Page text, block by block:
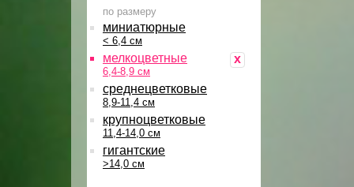
по размеру
миниатюрные
< 6,4 см
x
мелкоцветные
6,4-8,9 см
среднецветковые
8,9-11,4 см
крупноцветковые
11,4-14,0 см
гигантские
>14,0 см